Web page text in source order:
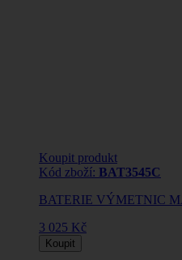
Koupit produkt
Kód zboží: BAT3545C
BATERIE VÝMETNIC
3 025 Kč
Koupit